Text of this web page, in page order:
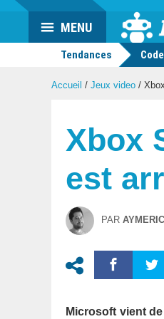
Actu
geek
MENU
Tendances
Accueil / Jeux video /
Xbox
est
PAR
Microsoft vient